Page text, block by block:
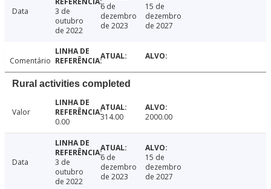
Data
3 de
outubro
de 2022
6 de
dezembro
de 2023
15 de
dezembro
de 2027
Comentário
Rural activities completed
Valor
0.00
314.00 2000.00
Data
3 de
outubro
de 2022
6 de
dezembro
de 2023
15 de
dezembro
de 2027